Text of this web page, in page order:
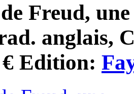
Freud,
anglais,
€ Edition: